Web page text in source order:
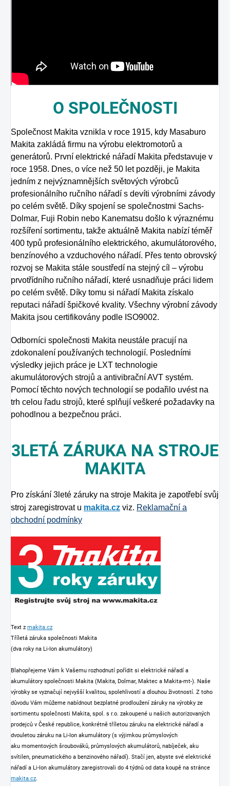
O SPOLEČNOSTI
Společnost Makita vznikla v roce 1915, kdy Masaburo
Makita zakládá firmu na výrobu elektromotorů a
generátorů. První elektrické nářadí Makita představuje v
roce 1958. Dnes, o více než 50 let později, je Makita
jedním z nejvýznamnějších světových výrobců
profesionálního ručního nářadí s devíti výrobními závody
po celém světě. Díky spojení se společnostmi Sachs-
Dolmar, Fuji Robin nebo Kanematsu došlo k výraznému
rozšíření sortimentu, takže aktuálně Makita nabízí téměř
400 typů profesionálního elektrického, akumulátorového,
benzínového a vzduchového nářadí. Přes tento obrovský
rozvoj se Makita stále soustředí na stejný cíl – výrobu
prvotřídního ručního nářadí, které usnadňuje práci lidem
po celém světě. Díky tomu si nářadí Makita získalo
reputaci nářadí špičkové kvality. Všechny výrobní závody
Makita jsou certifikovány podle ISO9002.
Odborníci společnosti Makita neustále pracují na
zdokonalení používaných technologií. Posledními
výsledky jejich práce je LXT technologie
akumulátorových strojů a antivibrační AVT systém.
Pomocí těchto nových technologií se podařilo uvést na
trh celou řadu strojů, které splňují veškeré požadavky na
pohodlnou a bezpečnou práci.
3LETÁ ZÁRUKA NA STROJE
MAKITA
Pro získání 3leté záruky na stroje Makita je zapotřebí svůj
stroj zaregistrovat u makita.cz viz. Reklamační a
obchodní podmínky
Text z makita.cz
Tříletá záruka společnosti Makita
(dva roky na Li-Ion akumulátory)
Blahopřejeme Vám k Vašemu rozhodnutí pořídit si elektrické nářadí a
akumulátory společnosti Makita (Makita, Dolmar, Maktec a Makita-mt-). Naše
výrobky se vyznačují nejvyšší kvalitou, spolehlivostí a dlouhou životností. Z toho
důvodu Vám můžeme nabídnout bezplatné prodloužení záruky na výrobky ze
sortimentu společnosti Makita, spol. s r.o. zakoupené u našich autorizovaných
prodejců v České republice, konkrétně tříletou záruku na elektrické nářadí a
dvouletou záruku na Li-Ion akumulátory (s výjimkou průmyslových
aku momentových šroubováků, průmyslových akumulátorů, nabíječek, aku
svítilen, pneumatického a benzinového nářadí). Stačí jen, abyste své elektrické
nářadí a Li-Ion akumulátory zaregistrovali do 4 týdnů od data koupě na stránce
makita.cz.